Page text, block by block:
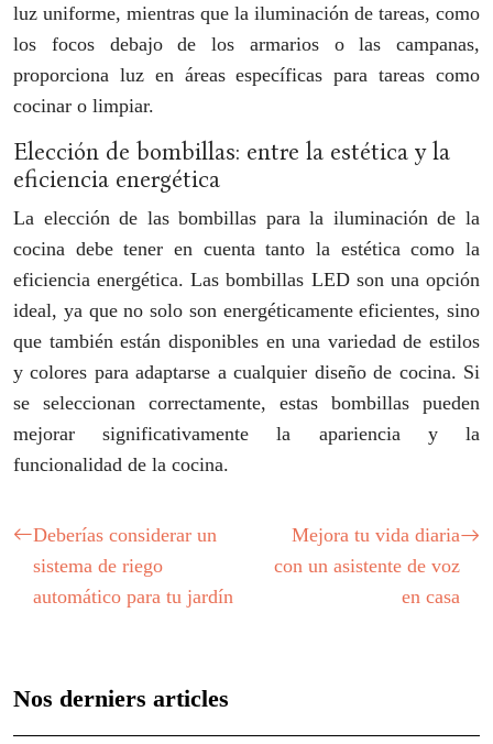
luz uniforme, mientras que la iluminación de tareas, como
los focos debajo de los armarios o las campanas,
proporciona luz en áreas específicas para tareas como
cocinar o limpiar.
Elección de bombillas: entre la estética y la
eficiencia energética
La elección de las bombillas para la iluminación de la
cocina debe tener en cuenta tanto la estética como la
eficiencia energética. Las bombillas LED son una opción
ideal, ya que no solo son energéticamente eficientes, sino
que también están disponibles en una variedad de estilos
y colores para adaptarse a cualquier diseño de cocina. Si
se seleccionan correctamente, estas bombillas pueden
mejorar significativamente la apariencia y la
funcionalidad de la cocina.
Deberías considerar un
sistema de riego
automático para tu jardín
Mejora tu vida diaria
con un asistente de voz
en casa
Nos derniers articles